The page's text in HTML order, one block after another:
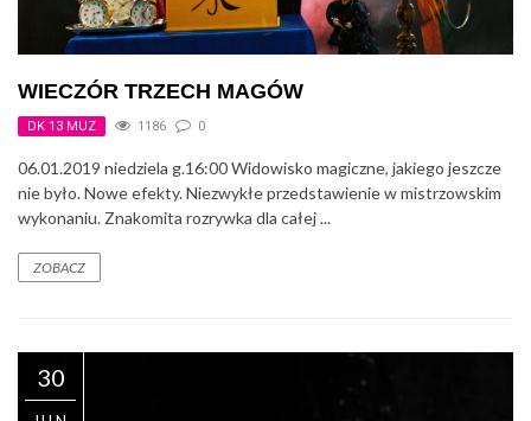
WIECZÓR TRZECH MAGÓW
DK 13 MUZ 1186 0
06.01.2019 niedziela g.16:00 Widowisko magiczne, jakiego jeszcze
nie było. Nowe efekty. Niezwykłe przedstawienie w mistrzowskim
wykonaniu. Znakomita rozrywka dla całej ...
ZOBACZ
30